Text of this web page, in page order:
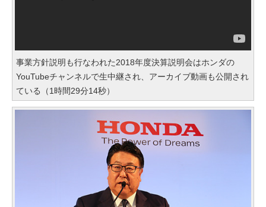
事業方針説明も行なわれた2018年度決算説明会はホンダの
YouTubeチャンネルで生中継され、アーカイブ動画も公開され
ている（1時間29分14秒）